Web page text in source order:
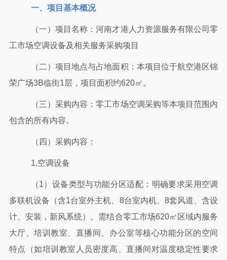
一、项目基本概况
（一） 项目名称：河南才港人力资源服务有限公司零
工市场空调设备及相关服务采购项目
（ 二 ） 项目地点与占地面积：本项目位于航空港区锦
荣广场3B临街1层，项目面积约620㎡。
（三）采购内容：零工市场空调采购等本项目范围内
包含的所有内容。
（四）采购内容：
1.空调设备
（1）设备类型与功能分区适配：明确要求采用空调
多联机设备（含1台室外主机、8台室内机、8套风道、含设
计、安装，新风系统）。需结合零工市场620㎡区域内服务
大厅、培训教室、直播间、办公室等核心功能分区的空间
特点（如培训教室人员密度高、直播间对温度稳定性要求